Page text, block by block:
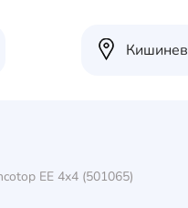
Кишинев
EE 4x4 (501065)